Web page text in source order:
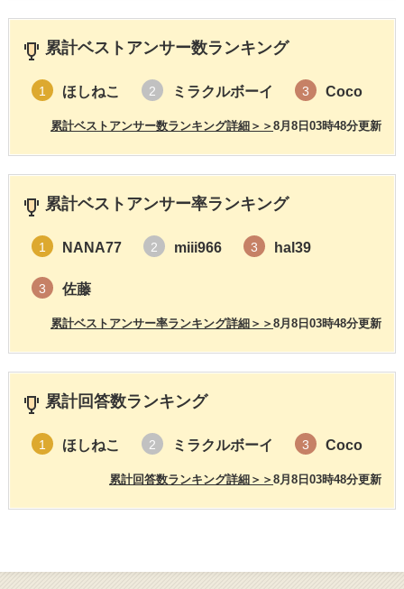
累計ベストアンサー数ランキング
1 ほしねこ 2 ミラクルボーイ 3 Coco
8月8日03時48分更新
累計ベストアンサー数ランキング詳細＞＞
累計ベストアンサー率ランキング
1 NANA77 2 miii966 3 hal39
3 佐藤
8月8日03時48分更新
累計ベストアンサー率ランキング詳細＞＞
累計回答数ランキング
1 ほしねこ 2 ミラクルボーイ 3 Coco
8月8日03時48分更新
累計回答数ランキング詳細＞＞